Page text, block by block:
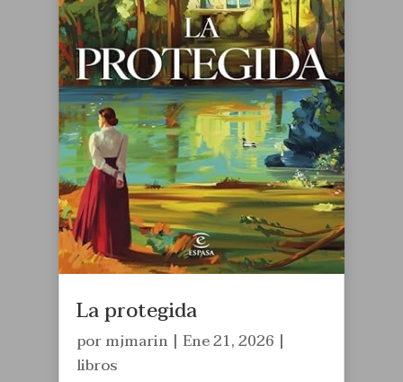
La protegida
pormjmarin| Ene 21, 2026 |
libros